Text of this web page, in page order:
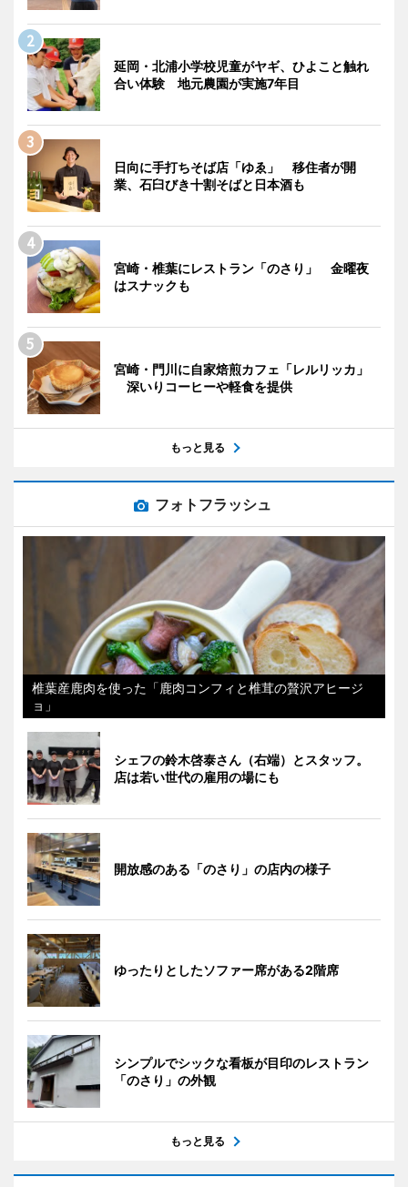
延岡・北浦小学校児童がヤギ、ひよこと触れ
合い体験 地元農園が実施7年目
日向に手打ちそば店「ゆゑ」 移住者が開
業、石臼びき十割そばと日本酒も
宮崎・椎葉にレストラン「のさり」 金曜夜
はスナックも
宮崎・門川に自家焙煎カフェ「レルリッカ」
深いりコーヒーや軽食を提供
もっと見る
フォトフラッシュ
椎葉産鹿肉を使った「鹿肉コンフィと椎茸の贅沢アヒージ
ョ」
シェフの鈴木啓泰さん（右端）とスタッフ。
店は若い世代の雇用の場にも
開放感のある「のさり」の店内の様子
ゆったりとしたソファー席がある2階席
シンプルでシックな看板が目印のレストラン
「のさり」の外観
もっと見る